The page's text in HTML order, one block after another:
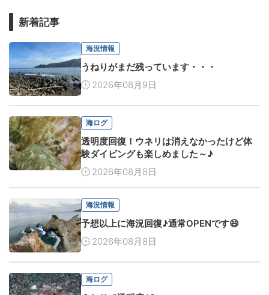
新着記事
海況情報
うねりがまだ残っています・・・
2026年08月9日
海ログ
透明度回復！ウネリは消えなかったけど体
験ダイビングも楽しめました～♪
2026年08月8日
海況情報
予想以上に海況回復♪通常OPENです😄
2026年08月8日
海ログ